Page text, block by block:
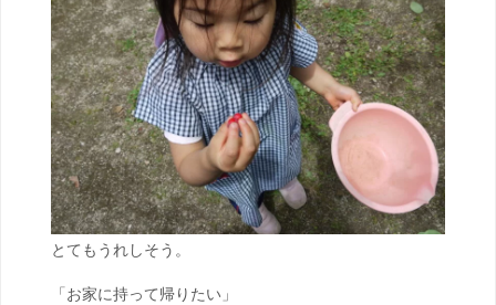
とてもうれしそう。
「お家に持って帰りたい」